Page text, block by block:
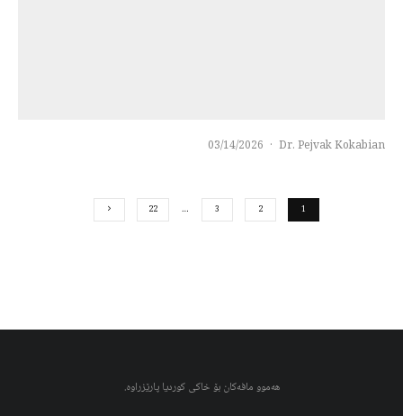
Dr. Pejvak Kokabian
·
03/14/2026
1
2
3
…
22
هەموو مافەکان بۆ خاکی کوردیا پارێزراوە.